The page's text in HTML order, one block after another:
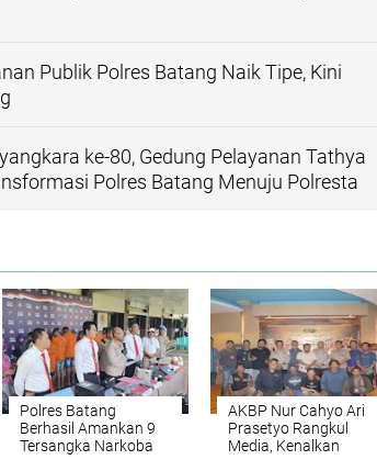
Publik Polres Batang Naik Tipe, Kini
ke-80, Gedung Pelayanan Tathya
Polres Batang Menuju Polresta
Polres Batang
Berhasil Amankan 9
Tersangka Narkoba
AKBP Nur Cahyo Ari
Prasetyo Rangkul
Media, Kenalkan